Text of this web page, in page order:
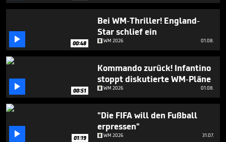
 00:48
Bei WM-Thriller! England-
Star schlief ein
WM 2026 01.08.
 00:51
Kommando zurück! Infantino
stoppt diskutierte WM-Pläne
WM 2026 01.08.
 01:19
"Die FIFA will den Fußball
erpressen"
WM 2026 31.07.